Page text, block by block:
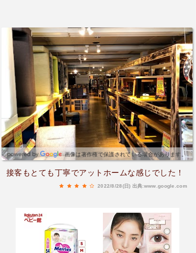
画像は著作権で保護されている場合があります。
接客もとても丁寧でアットホームな感じでした！
2022/8/28(日) 出典:www.google.com